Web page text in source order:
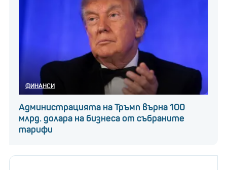
ФИНАНСИ
Администрацията на Тръмп върна 100
млрд. долара на бизнеса от събраните
тарифи